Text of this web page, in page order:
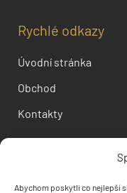
Abychom poskytli co nejlepší
Rychlé odkazy
Úvodní stránka
Obchod
Kontakty
Informace pro vás
Doprava a platba